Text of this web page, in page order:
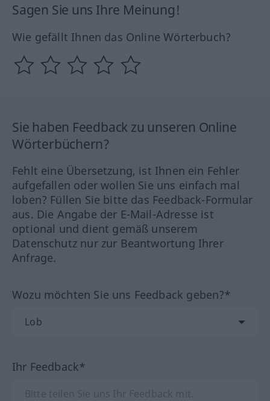
Sagen Sie uns Ihre Meinung!
Wie gefällt Ihnen das Online Wörterbuch?
Sie haben Feedback zu unseren Online
Wörterbüchern?
Fehlt eine Übersetzung, ist Ihnen ein Fehler
aufgefallen oder wollen Sie uns einfach mal
loben? Füllen Sie bitte das Feedback-Formular
aus. Die Angabe der E-Mail-Adresse ist
optional und dient gemäß unserem
Datenschutz nur zur Beantwortung Ihrer
Anfrage.
Wozu möchten Sie uns Feedback geben?*
Ihr Feedback*